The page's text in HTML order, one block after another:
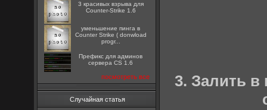
3 красивых взрыва для
Counter-Strike 1.6
уменьшение пинга в
Counter Strike ( donwload
progr...
Префикс для админов
сервера CS 1.6
посмотреть все
Случайная статья
3. Залить в